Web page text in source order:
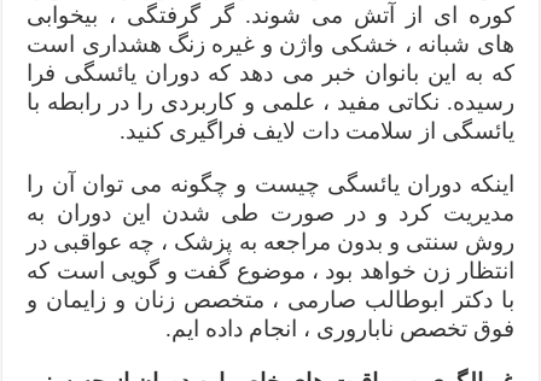
کوره ای از آتش می شوند. گر گرفتگی ، بیخوابی
های شبانه ، خشکی واژن و غیره زنگ هشداری است
که به این بانوان خبر می دهد که دوران یائسگی فرا
رسیده. نکاتی مفید ، علمی و کاربردی را در رابطه با
یائسگی از سلامت دات لایف فراگیری کنید.
اینکه دوران یائسگی چیست و چگونه می توان آن را
مدیریت کرد و در صورت طی شدن این دوران به
روش سنتی و بدون مراجعه به پزشک ، چه عواقبی در
انتظار زن خواهد بود ، موضوع گفت و گویی است که
با دکتر ابوطالب صارمی ، متخصص زنان و زایمان و
فوق تخصص ناباروری ، انجام داده ایم.